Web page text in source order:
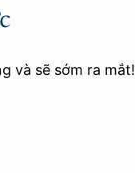
và sẽ sớm ra mắt!